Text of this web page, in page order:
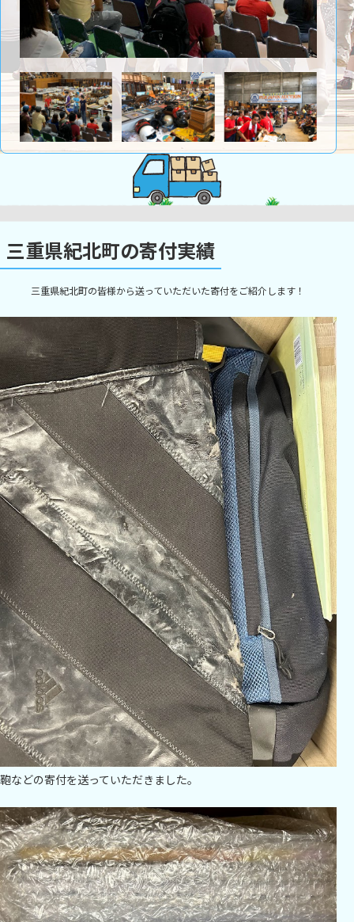
三重県紀北町の寄付実績
三重県紀北町の皆様から送っていただいた寄付をご紹介します！
鞄などの寄付を送っていただきました。